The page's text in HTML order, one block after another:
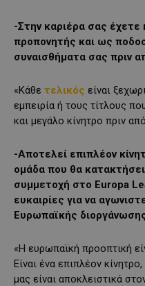
-Στην καριέρα σας
προπονητής και ως
συναισθήματα σας πριν
«Κάθε τελικός είναι
εμπειρία ή τους τίτλους
και μεγάλο κίνητρο πριν
-Αποτελεί επιπλέον
ομάδα που θα
συμμετοχή στο Europa
ευκαιρίες για να
Ευρωπαϊκής
«Η ευρωπαϊκή προοπτική
Είναι ένα επιπλέον
μας είναι αποκλειστικά